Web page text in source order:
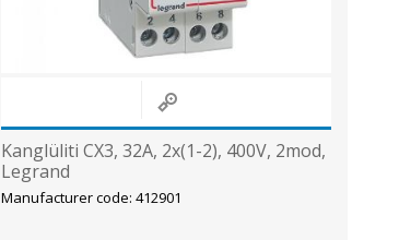
Kanglüliti CX3, 32A, 2x(1-2), 400V, 2mod,
Legrand
Manufacturer code: 412901